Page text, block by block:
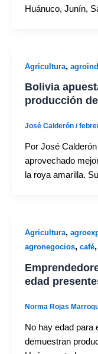
Huánuco, Junín,
Agricultura,
Bolivia
producción
José Calderón /
Por José
aprovechado
la roya amarilla.
Agricultura,
agronegocios, café,
edad
Norma Rojas
No hay edad para
demuestran